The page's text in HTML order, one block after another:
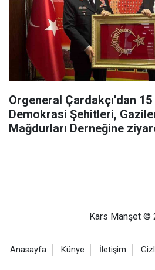
Orgeneral Çardakçı’dan
Demokrasi Şehitleri,
Mağdurları Derneğine
Kars Manşet ©
Anasayfa Künye İletişim